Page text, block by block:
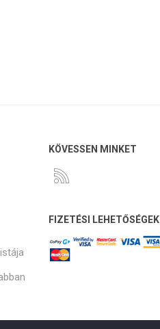
KÖVESSEN MINKET
FIZETÉSI LEHETŐSÉGEK